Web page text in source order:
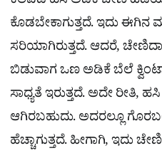
ಕೊಡಬೇಕಾಗುತ್ತದೆ. ಇದು ಈಗಿನ
ಸರಿಯಾಗಿರುತ್ತದೆ. ಆದರೆ,
ಬಿಡುವಾಗ ಒಣ ಅಡಿಕೆ ಬೆಲೆ
ಸಾಧ್ಯತೆ ಇರುತ್ತದೆ. ಅದೇ ರೀತಿ,
ಆಗಿರಬಹುದು. ಅದರಲ್ಲೂ
ಹೆಚ್ಚಾಗುತ್ತದೆ. ಹೀಗಾಗಿ, ಇದು